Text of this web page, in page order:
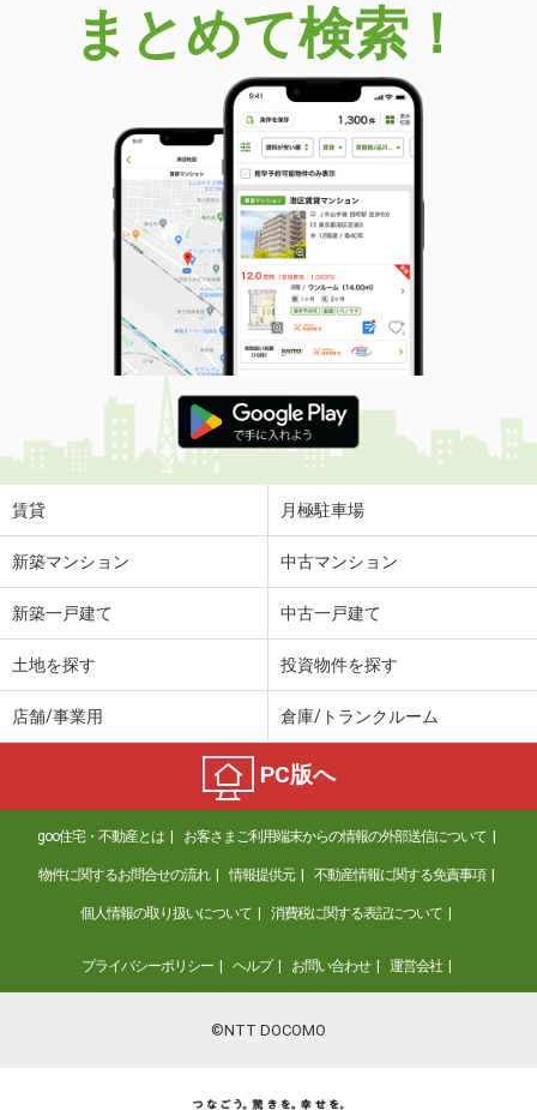
まとめて検索！
賃貸 月極駐車場
新築マンション 中古マンション
新築一戸建て 中古一戸建て
土地を探す 投資物件を探す
店舗/事業用 倉庫/トランクルーム
PC版へ
goo住宅・不動産とは お客さまご利用端末からの情報の外部送信について
物件に関するお問合せの流れ 情報提供元 不動産情報に関する免責事項
個人情報の取り扱いについて 消費税に関する表記について
プライバシーポリシー ヘルプ お問い合わせ 運営会社
©NTT DOCOMO